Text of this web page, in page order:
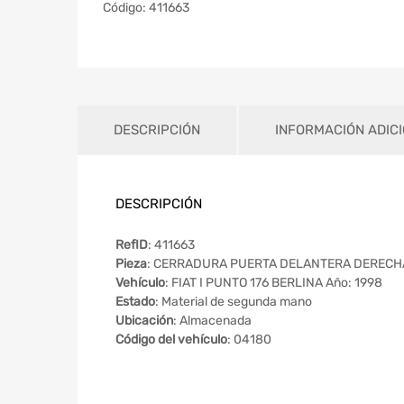
Código: 411663
DESCRIPCIÓN INFORMACIÓN
DESCRIPCIÓN
RefID: 411663
Pieza: CERRADURA PUERTA DELANTERA
Vehículo: FIAT I PUNTO 176 BERLINA Año: 1998
Estado: Material de segunda mano
Ubicación: Almacenada
Código del vehículo: 04180